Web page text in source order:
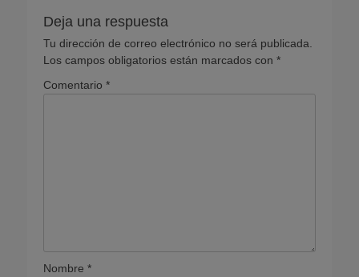
Deja una respuesta
Tu dirección de correo electrónico no será publicada.
Los campos obligatorios están marcados con *
Comentario *
Nombre *